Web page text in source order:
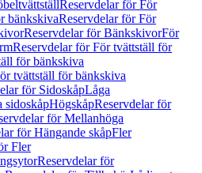
Reservdelar för För
bänkskivaReservdelar för För
Reservdelar för BänkskivorFör
Reservdelar för För tvättställ för
för bänkskiva
tvättställ för bänkskiva
för SidoskåpLåga
sidoskåpHögskåpReservdelar för
för Mellanhöga
för Hängande skåpFler
Fler
Reservdelar för